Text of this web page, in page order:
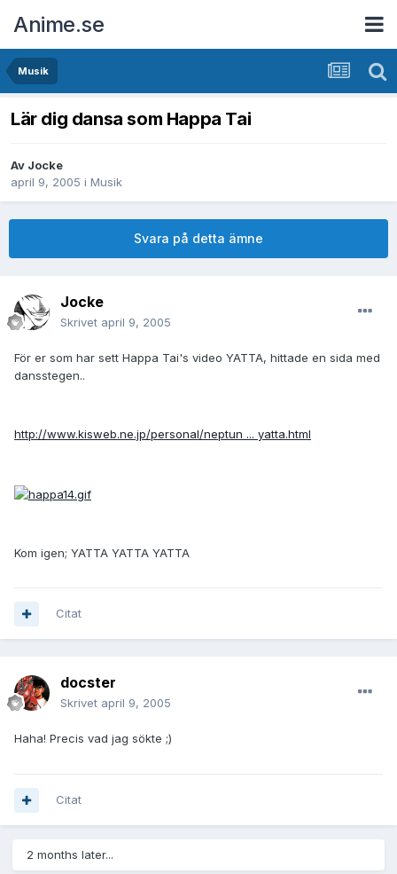
Anime.se
Musik
Lär dig dansa som Happa Tai
Av Jocke
april 9, 2005 i Musik
Svara på detta ämne
Jocke
Skrivet april 9, 2005
För er som har sett Happa Tai's video YATTA, hittade en sida med
dansstegen..
http://www.kisweb.ne.jp/personal/neptun ... yatta.html
Kom igen; YATTA YATTA YATTA
Citat
docster
Skrivet april 9, 2005
Haha! Precis vad jag sökte ;)
Citat
2 months later...